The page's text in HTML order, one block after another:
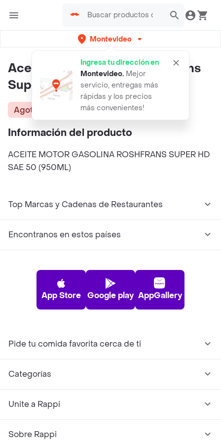
Montevideo
Ingresa tu dirección en
Montevideo. Mejor
servicio, entregas más
rápidas y los precios
más convenientes!
Aceite Motor Gasolina Roshfrans
Super Hd Sae 50 (950ml)
Agotado
Información del producto
ACEITE MOTOR GASOLINA ROSHFRANS SUPER HD
SAE 50 (950ML)
Top Marcas y Cadenas de Restaurantes
Encontranos en estos países
App Store Google play AppGallery
Pide tu comida favorita cerca de ti
Categorías
Unite a Rappi
Sobre Rappi